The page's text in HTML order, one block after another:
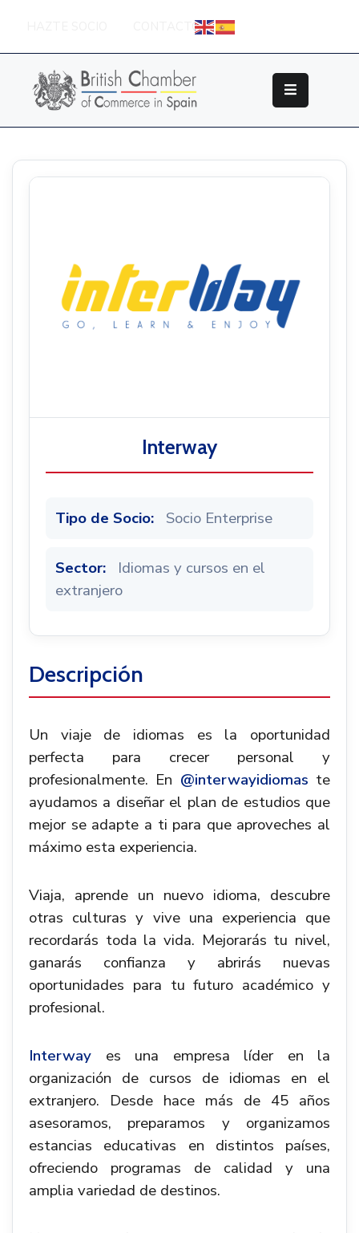
CONTACTO
Sobre
British
Chamber
Socios
Nuestros
Interway
Tipo de Socio: Socio Enterprise
Sector:
Idiomas y cursos en el
extranjero
Descripción
Un viaje de idiomas es la oportunidad
perfecta para crecer personal y
profesionalmente. En @interwayidiomas te
ayudamos a diseñar el plan de estudios que
mejor se adapte a ti para que aproveches al
máximo esta experiencia.
Viaja, aprende un nuevo idioma, descubre
otras culturas y vive una experiencia que
recordarás toda la vida. Mejorarás tu nivel,
ganarás confianza y abrirás nuevas
oportunidades para tu futuro académico y
profesional.
Interway es una empresa líder en la
organización de cursos de idiomas en el
extranjero. Desde hace más de 45 años
asesoramos, preparamos y organizamos
estancias educativas en distintos países,
ofreciendo programas de calidad y una
amplia variedad de destinos.